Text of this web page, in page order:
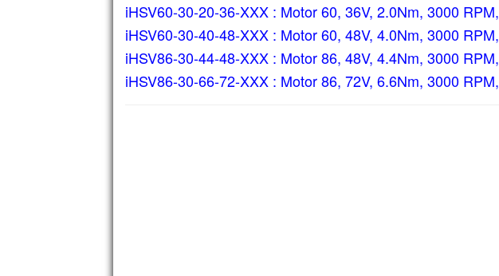
iHSV60-30-20-36-XXX : Motor 60, 36V, 2.0Nm, 3000 RPM,
iHSV60-30-40-48-XXX : Motor 60, 48V, 4.0Nm, 3000 RPM,
iHSV86-30-44-48-XXX : Motor 86, 48V, 4.4Nm, 3000 RPM,
iHSV86-30-66-72-XXX : Motor 86, 72V, 6.6Nm, 3000 RPM,